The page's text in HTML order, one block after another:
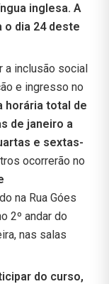
inglesa. A
o dia 24 deste
a inclusão social
e ingresso no
horária total de
de janeiro a
e sextas-
ocorrerão no
na Rua Góes
2º andar do
nas salas
do curso,